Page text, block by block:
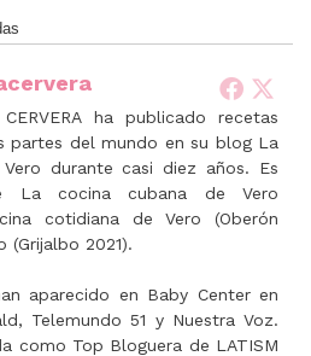
CERVERA ha publicado recetas
partes del mundo en su blog La
durante casi diez años. Es
La cocina cubana de Vero
cotidiana de Vero (Oberón
(Grijalbo 2021).
aparecido en Baby Center en
Telemundo 51 y Nuestra Voz.
como Top Bloguera de LATISM